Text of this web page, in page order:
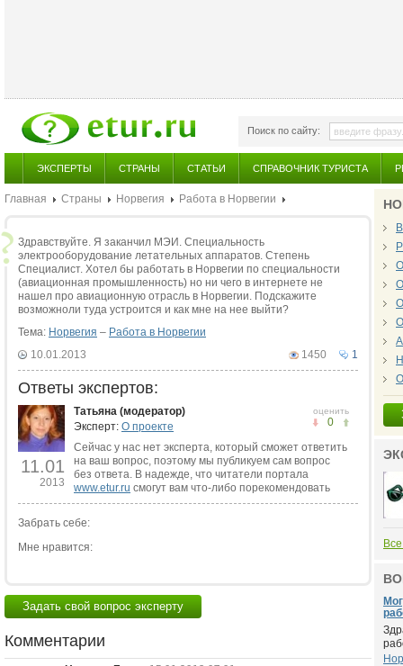
Поиск по сайту:
ЭКСПЕРТЫ СТРАНЫ СТАТЬИ СПРАВОЧНИК ТУРИСТА
Главная Страны Норвегия Работа в Норвегии
Здравствуйте. Я заканчил МЭИ. Специальность
электрооборудование летательных аппаратов. Степень
Специалист. Хотел бы работать в Норвегии по специальности
(авиационная промышленность) но ни чего в интернете не
нашел про авиационную отрасль в Норвегии. Подскажите
возможноли туда устроится и как мне на нее выйти?
Тема: Норвегия – Работа в Норвегии
1
1450
10.01.2013
Ответы экспертов:
11.01
2013
оценить
0
Татьяна (модератор)
Эксперт: О проекте
Сейчас у нас нет эксперта, который сможет ответить
на ваш вопрос, поэтому мы публикуем сам вопрос
без ответа. В надежде, что читатели портала
www.etur.ru смогут вам что-либо порекомендовать
Забрать себе:
Мне нравится:
Задать свой вопрос эксперту
Комментарии